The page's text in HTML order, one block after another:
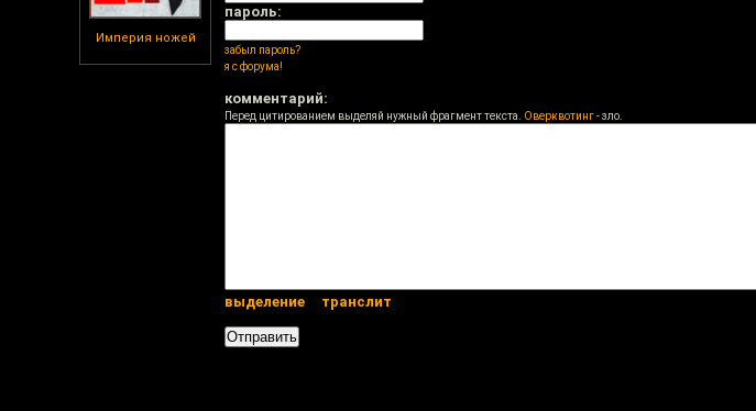
Империя ножей
пароль:
забыл пароль?
я с форума!
комментарий:
Перед цитированием выделяй нужный фрагмент текста. Оверквотинг- зло.
выделение транслит